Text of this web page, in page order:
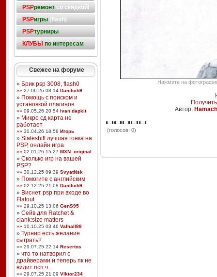
PSPремонтсо скидкой!
PSPигры(flash)
PSPтурниры
КЛУБЫ по интересам
Свежее на форуме
» Брик psp 3008, flash0
»» 27.06.26 08:14 Danilich9
» Помощь с поиском и
установкой плагинов
»» 09.05.26 20:54 ivan dapkit
» Микро сд карта не
работает
»» 30.04.26 18:58 Игорь
» Stateshift лучшая гонка на
PSP, онлайн игра
»» 02.01.26 15:27 MXN_original
» Сколько игр на вашей
PSP?
»» 30.12.25 09:39 SvyatNsk
» Помогите с английским
»» 02.12.25 21:08 Danilich9
» Виснет psp при входе во
Flatout
»» 29.10.25 13:06 GenS95
» Сейв для Ratchet &
clank:size matters
»» 10.10.25 03:46 Valhall88
» Турнир есть желание
сыграть?
»» 29.07.25 22:14 Resertos
» что то натворил с
драйверами и теперь пк не
видит псп ч ...
»» 29.07.25 21:09 Viktor234
Нажмите на
Автор:
(голосов: 0)